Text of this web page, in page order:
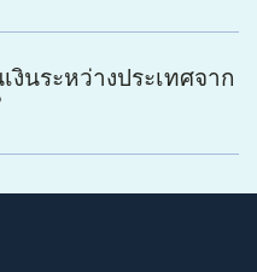
งินระหว่างประเทศจาก